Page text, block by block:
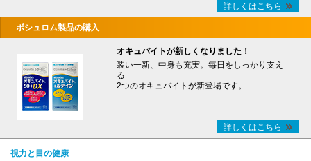
詳しくはこちら
ボシュロム製品の購入
オキュバイトが新しくなりました！
装い一新、中身も充実。毎日をしっかり支え
る
2つのオキュバイトが新登場です。
詳しくはこちら
視力と目の健康